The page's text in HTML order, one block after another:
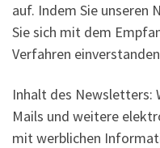
auf. Indem Sie unseren
Sie sich mit dem
Verfahren
Inhalt des Newsletters:
Mails und weitere
mit werblichen